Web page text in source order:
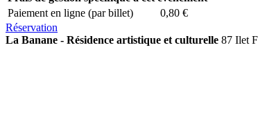
Paiement en ligne (par billet)
0,80 €
Réservation
La Banane - Résidence artistique et culturelle 87 Ilet